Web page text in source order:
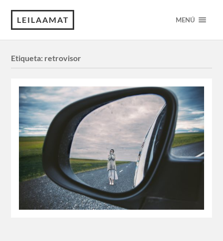
LEILAAMAT MENÚ
Etiqueta: retrovisor